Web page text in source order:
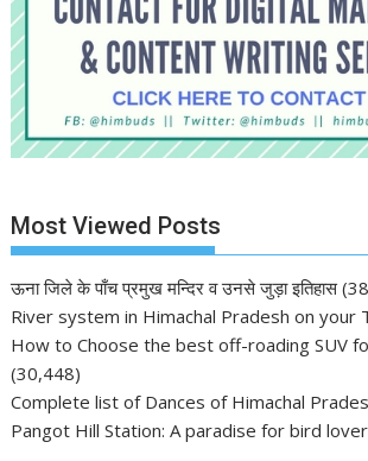
Most Viewed Posts
ऊना जिले के पाँच प्रमुख मन्दिर व उनसे जुड़ा इतिहास
River system in Himachal Pradesh on your
How to Choose the best off-roading SUV
(30,448)
Complete list of Dances of Himachal
Pangot Hill Station: A paradise for bird